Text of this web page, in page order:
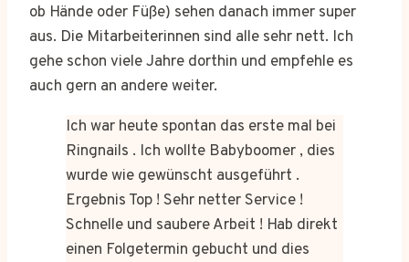
ob Hände oder Füße) sehen danach immer super
aus. Die Mitarbeiterinnen sind alle sehr nett. Ich
gehe schon viele Jahre dorthin und empfehle es
auch gern an andere weiter.
Ich war heute spontan das erste mal bei
Ringnails . Ich wollte Babyboomer , dies
wurde wie gewünscht ausgeführt .
Ergebnis Top ! Sehr netter Service !
Schnelle und saubere Arbeit ! Hab direkt
einen Folgetermin gebucht und dies